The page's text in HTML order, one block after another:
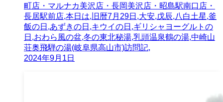
町店・マルナカ美沢店・長岡美沢店・昭島駅南口店・
長居駅前店,本日は,旧暦7月29日,大安,戊辰,八白土星,釜
飯の日,あずきの日,キウイの日,ギリシャヨーグルトの
日,おわら風の盆,冬の東北秘湯,乳頭温泉鶴の湯,中崎山
荘奥飛騨の湯(岐阜県高山市)訪問記,
2024年9月1日